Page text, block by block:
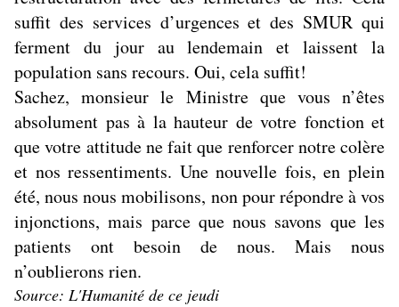
suffit des services d’urgences et des SMUR qui
ferment du jour au lendemain et laissent la
population sans recours. Oui, cela suffit!
Sachez, monsieur le Ministre que vous n’êtes
absolument pas à la hauteur de votre fonction et
que votre attitude ne fait que renforcer notre colère
et nos ressentiments. Une nouvelle fois, en plein
été, nous nous mobilisons, non pour répondre à vos
injonctions, mais parce que nous savons que les
patients ont besoin de nous. Mais nous
n’oublierons rien.
Source: L'Humanité de ce jeudi